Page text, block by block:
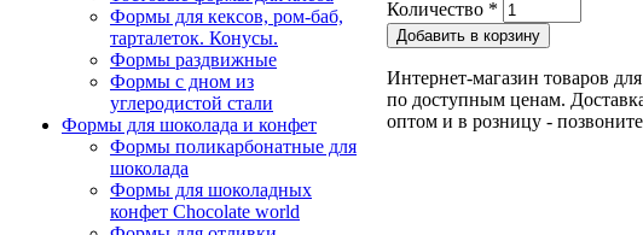
Формы для кексов, ром-баб,
тарталеток. Конусы.
Формы раздвижные
Формы с дном из
углеродистой стали
Формы для шоколада и конфет
Формы поликарбонатные для
шоколада
Формы для шоколадных
конфет Сhocolate world
Количество *
Интернет-магазин товаров
по доступным ценам.
оптом и в розницу -